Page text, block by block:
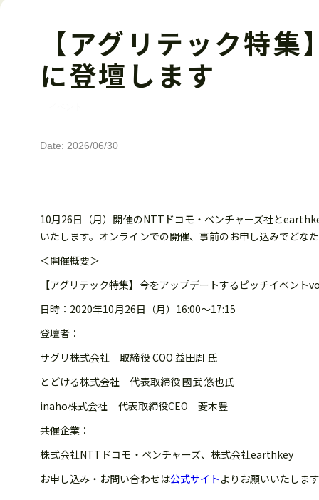
【アグリテック特
に登壇します
Date: 2026/06/30
10月26日（月）開催のNTTドコモ・ベンチャーズ社と
いたします。オンラインでの開催、事前のお申し込みでどな
＜開催概要＞
【アグリテック特集】今をアップデートするピッチイベント
日時：2020年10月26日（月）16:00〜17:15
登壇者：
サグリ株式会社 取締役 COO 益田周 氏
とどける株式会社 代表取締役 國武 悠也氏
inaho株式会社 代表取締役CEO 菱木豊
共催企業：
株式会社NTTドコモ・ベンチャーズ、株式会社earthkey
お申し込み・お問い合わせは公式サイト よりお願いいたしま